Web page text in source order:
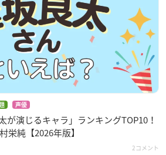
声優
が演じるキャラ」ランキングTOP10！
栄純【2026年版】
2コメント